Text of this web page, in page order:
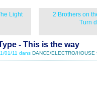
Light
2 Brothers on
Turn
- This is the way
01/11 dans DANCE/ELECTRO/HOUSE